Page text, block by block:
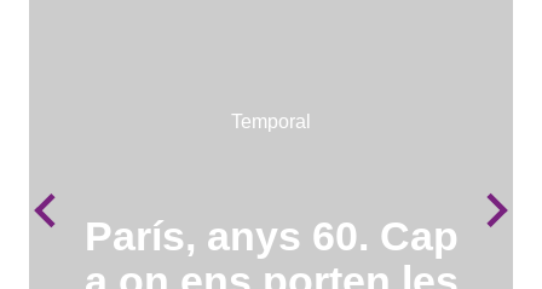
Temporal
París, anys 60. Cap
Temporal
Grans obres, petits
formats